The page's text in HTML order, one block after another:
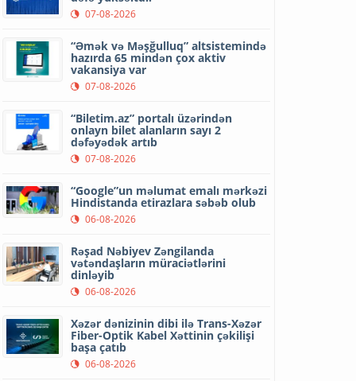
07-08-2026
“Əmək və Məşğulluq” altsistemində
hazırda 65 mindən çox aktiv
vakansiya var
07-08-2026
“Biletim.az” portalı üzərindən
onlayn bilet alanların sayı 2
dəfəyədək artıb
07-08-2026
“Google”un məlumat emalı mərkəzi
Hindistanda etirazlara səbəb olub
06-08-2026
Rəşad Nəbiyev Zəngilanda
vətəndaşların müraciətlərini
dinləyib
06-08-2026
Xəzər dənizinin dibi ilə Trans-Xəzər
Fiber-Optik Kabel Xəttinin çəkilişi
başa çatıb
06-08-2026